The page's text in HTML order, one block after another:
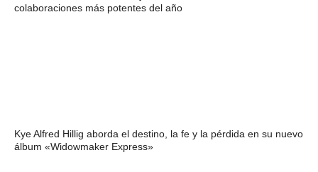
colaboraciones más potentes del año
Kye Alfred Hillig aborda el destino, la fe y la pérdida en su nuevo
álbum «Widowmaker Express»